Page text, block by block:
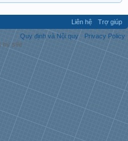
Liên hệ
Trợ giúp
Quy định và Nội quy
Privacy Policy
by s9e